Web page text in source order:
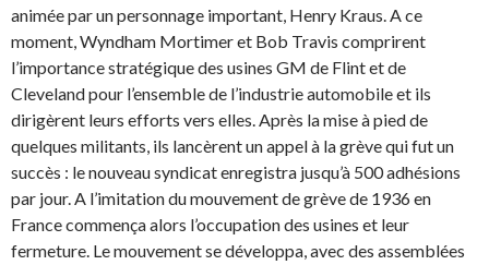
animée par un personnage important, Henry Kraus. A ce
moment, Wyndham Mortimer et Bob Travis comprirent
l’importance stratégique des usines GM de Flint et de
Cleveland pour l’ensemble de l’industrie automobile et ils
dirigèrent leurs efforts vers elles. Après la mise à pied de
quelques militants, ils lancèrent un appel à la grève qui fut un
succès : le nouveau syndicat enregistra jusqu’à 500 adhésions
par jour. A l’imitation du mouvement de grève de 1936 en
France commença alors l’occupation des usines et leur
fermeture. Le mouvement se développa, avec des assemblées